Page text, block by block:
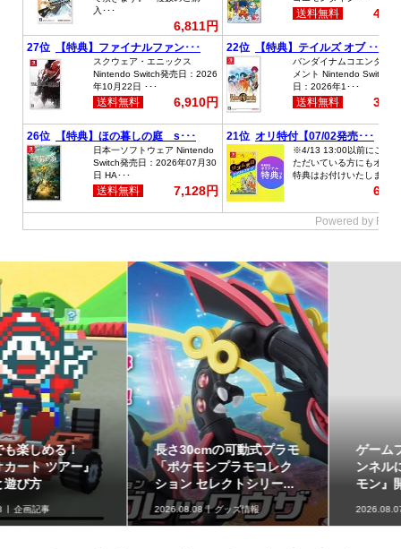
長さ30cmの可動式プラモ
「ポケモンプラモコレク
ション セレクトシリー...
2026.08.08 グッズ情報
ゲームフリーク公式チャ
ンネルにて『ぽこ あ ポケ
モン』開発エピソード...
2026.08.07 ニュース